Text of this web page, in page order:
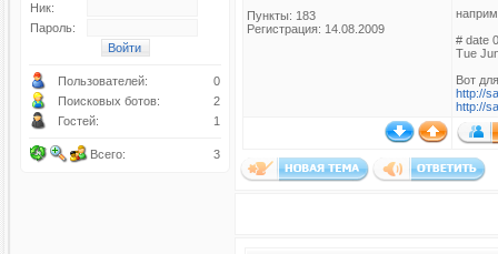
Ник:
Пароль:
Пользователей:
0
Поисковых ботов:
2
Гостей:
1
Всего: 3
Пункты: 183
Регистрация: 14.08.2009
# date
Tue
Вот
http://
http://